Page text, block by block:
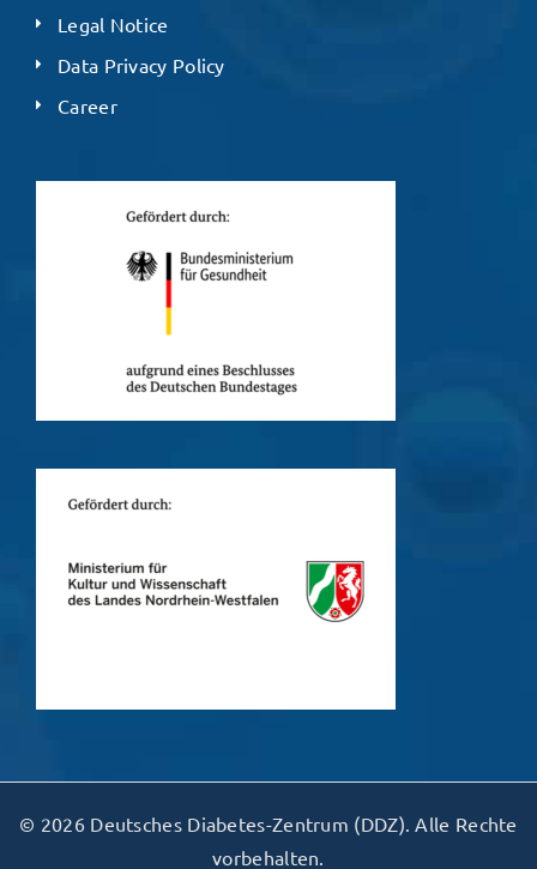
Legal Notice
Data Privacy Policy
Career
© 2026 Deutsches Diabetes-Zentrum (DDZ). Alle Rechte
vorbehalten.